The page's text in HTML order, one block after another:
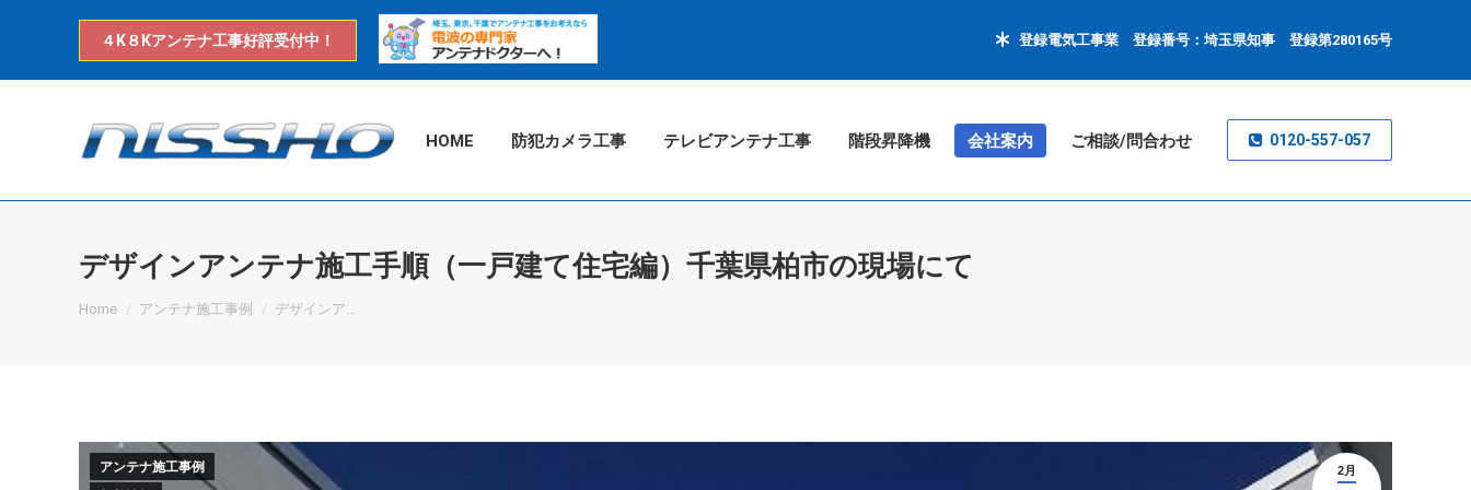
４K８Kアンテナ工事好評受付中！ 登録電気工事業 登録番号：埼玉県知事 登録第280165号
HOME 防犯カメラ工事 テレビアンテナ工事 階段昇降機 会社案内 ご相談/問合わせ 0120-557-057
デザインアンテナ施工手順（一戸建て住宅編）千葉県柏市の現場にて
You are here:
Home アンテナ施工事例 デザインア…
2月
アンテナ施工事例